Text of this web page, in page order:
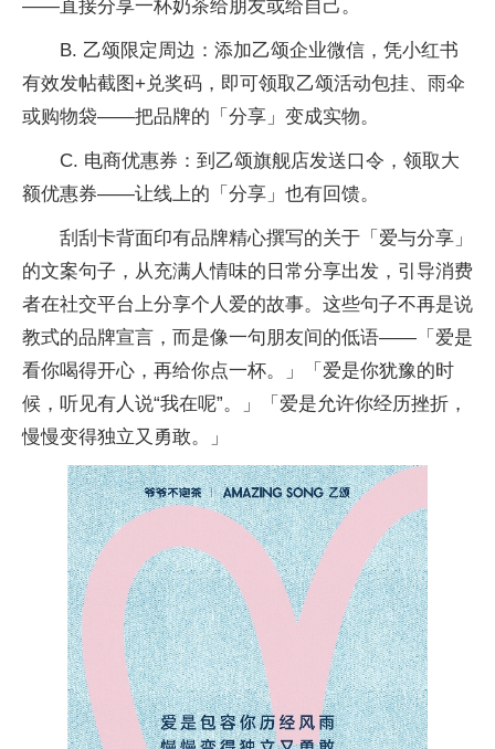
——直接分享一杯奶茶给朋友或给自己。
B. 乙颂限定周边：添加乙颂企业微信，凭小红书
有效发帖截图+兑奖码，即可领取乙颂活动包挂、雨伞
或购物袋——把品牌的「分享」变成实物。
C. 电商优惠券：到乙颂旗舰店发送口令，领取大
额优惠券——让线上的「分享」也有回馈。
刮刮卡背面印有品牌精心撰写的关于「爱与分享」
的文案句子，从充满人情味的日常分享出发，引导消费
者在社交平台上分享个人爱的故事。这些句子不再是说
教式的品牌宣言，而是像一句朋友间的低语——「爱是
看你喝得开心，再给你点一杯。」「爱是你犹豫的时
候，听见有人说“我在呢”。」「爱是允许你经历挫折，
慢慢变得独立又勇敢。」